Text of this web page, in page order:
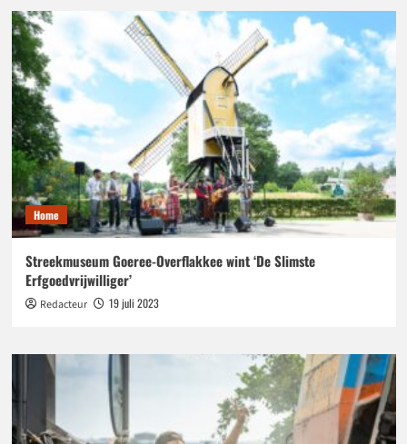
Home
Streekmuseum Goeree-Overflakkee wint ‘De Slimste
Erfgoedvrijwilliger’
Redacteur 19 juli 2023